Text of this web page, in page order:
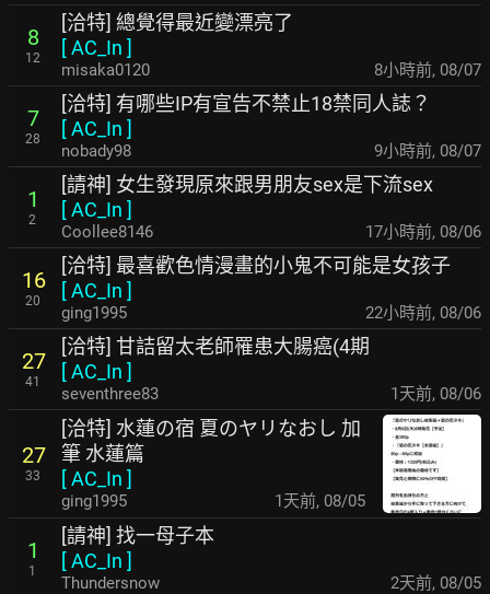
8
12
[洽特] 總覺得最近變漂亮了
[AC_In ]
misaka0120 8小時前, 08/07
7
28
[洽特] 有哪些IP有宣告不禁止18禁同人誌？
[AC_In ]
nobady98 9小時前, 08/07
1
2
[請神] 女生發現原來跟男朋友sex是下流sex
[AC_In ]
Coollee8146 17小時前, 08/06
16
20
[洽特] 最喜歡色情漫畫的小鬼不可能是女孩子
[AC_In ]
ging1995 22小時前, 08/06
27
41
[洽特] 甘詰留太老師罹患大腸癌(4期
[AC_In ]
seventhree83 1天前, 08/06
27
33
[洽特] 水蓮の宿 夏のヤリなおし 加
筆 水蓮篇
[AC_In ]
ging1995 1天前, 08/05
1
1
[請神] 找一母子本
[AC_In ]
Thundersnow 2天前, 08/05